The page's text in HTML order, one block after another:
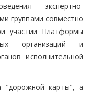
экспертно-
группами совместно
участии Платформы
организаций и
исполнительной
"дорожной карты", а